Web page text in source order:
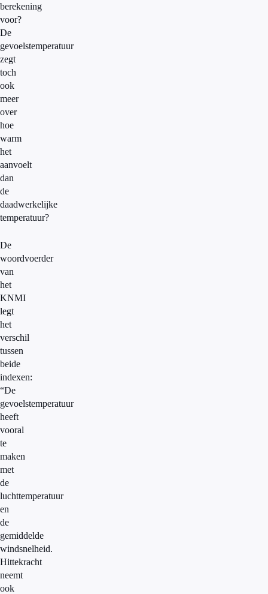
berekening
voor?
De
gevoelstemperatuur
zegt
toch
ook
meer
over
hoe
warm
het
aanvoelt
dan
de
daadwerkelijke
temperatuur?
De
woordvoerder
van
het
KNMI
legt
het
verschil
tussen
beide
indexen:
“De
gevoelstemperatuur
heeft
vooral
te
maken
met
de
luchttemperatuur
en
de
gemiddelde
windsnelheid.
Hittekracht
neemt
ook